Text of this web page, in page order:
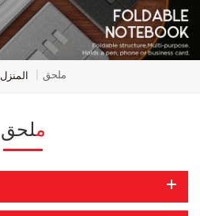
المنزل | ملحق
ملحق